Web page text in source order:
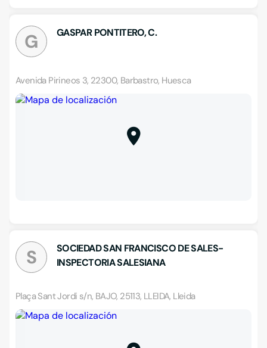
G GASPAR PONTITERO, C.
Avenida Pirineos 3, 22300, Barbastro, Huesca
S
SOCIEDAD SAN FRANCISCO DE SALES-
INSPECTORIA SALESIANA
Plaça Sant Jordi s/n, BAJO, 25113, LLEIDA, Lleida